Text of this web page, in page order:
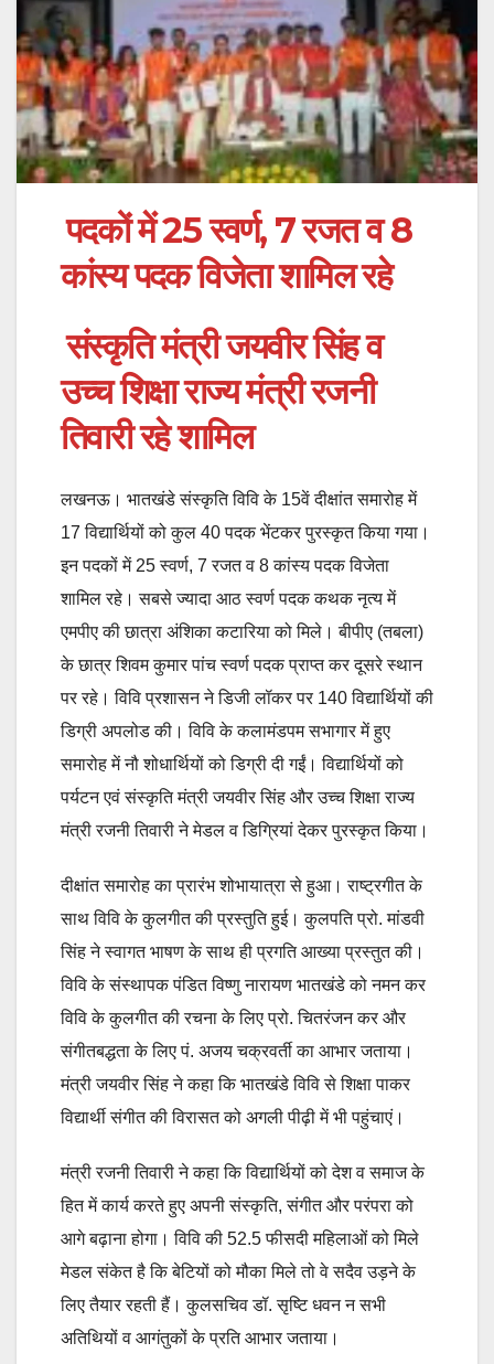
पदकों में 25 स्वर्ण, 7 रजत व 8
कांस्य पदक विजेता शामिल रहे
संस्कृति मंत्री जयवीर सिंह व
उच्च शिक्षा राज्य मंत्री रजनी
तिवारी रहे शामिल
लखनऊ। भातखंडे संस्कृति विवि के 15वें दीक्षांत समारोह में
17 विद्यार्थियों को कुल 40 पदक भेंटकर पुरस्कृत किया गया।
इन पदकों में 25 स्वर्ण, 7 रजत व 8 कांस्य पदक विजेता
शामिल रहे। सबसे ज्यादा आठ स्वर्ण पदक कथक नृत्य में
एमपीए की छात्रा अंशिका कटारिया को मिले। बीपीए (तबला)
के छात्र शिवम कुमार पांच स्वर्ण पदक प्राप्त कर दूसरे स्थान
पर रहे। विवि प्रशासन ने डिजी लॉकर पर 140 विद्यार्थियों की
डिग्री अपलोड की। विवि के कलामंडपम सभागार में हुए
समारोह में नौ शोधार्थियों को डिग्री दी गईं। विद्यार्थियों को
पर्यटन एवं संस्कृति मंत्री जयवीर सिंह और उच्च शिक्षा राज्य
मंत्री रजनी तिवारी ने मेडल व डिग्रियां देकर पुरस्कृत किया।
दीक्षांत समारोह का प्रारंभ शोभायात्रा से हुआ। राष्ट्रगीत के
साथ विवि के कुलगीत की प्रस्तुति हुई। कुलपति प्रो. मांडवी
सिंह ने स्वागत भाषण के साथ ही प्रगति आख्या प्रस्तुत की।
विवि के संस्थापक पंडित विष्णु नारायण भातखंडे को नमन कर
विवि के कुलगीत की रचना के लिए प्रो. चितरंजन कर और
संगीतबद्धता के लिए पं. अजय चक्रवर्ती का आभार जताया।
मंत्री जयवीर सिंह ने कहा कि भातखंडे विवि से शिक्षा पाकर
विद्यार्थी संगीत की विरासत को अगली पीढ़ी में भी पहुंचाएं।
मंत्री रजनी तिवारी ने कहा कि विद्यार्थियों को देश व समाज के
हित में कार्य करते हुए अपनी संस्कृति, संगीत और परंपरा को
आगे बढ़ाना होगा। विवि की 52.5 फीसदी महिलाओं को मिले
मेडल संकेत है कि बेटियों को मौका मिले तो वे सदैव उड़ने के
लिए तैयार रहती हैं। कुलसचिव डॉ. सृष्टि धवन न सभी
अतिथियों व आगंतुकों के प्रति आभार जताया।